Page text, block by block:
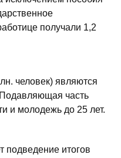
получали 1,2
человек) являются
часть
и молодежь до 25 лет.
подведение итогов